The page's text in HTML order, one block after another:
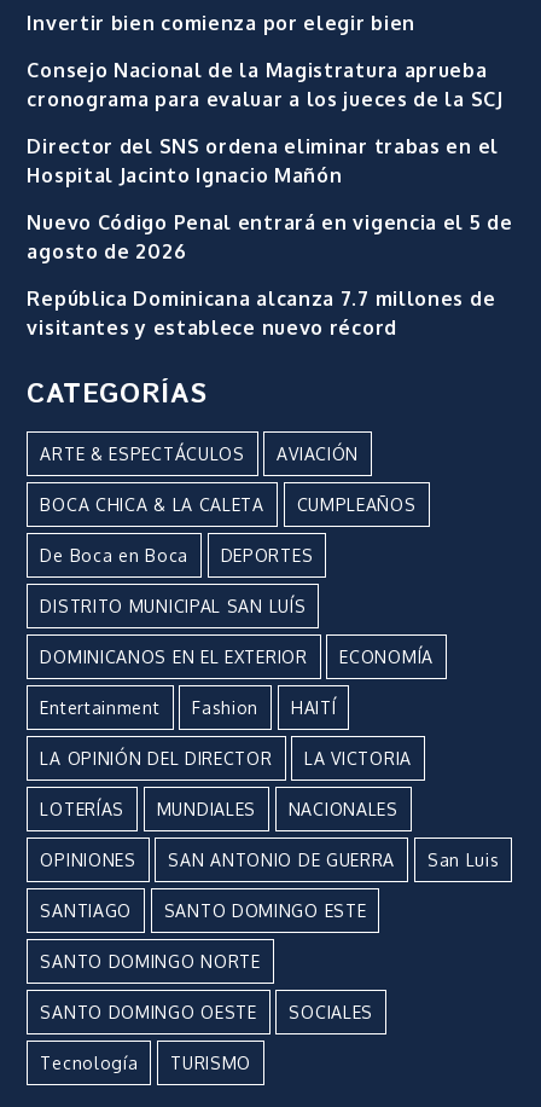
Invertir bien comienza por elegir bien
Consejo Nacional de la Magistratura aprueba
cronograma para evaluar a los jueces de la SCJ
Director del SNS ordena eliminar trabas en el
Hospital Jacinto Ignacio Mañón
Nuevo Código Penal entrará en vigencia el 5 de
agosto de 2026
República Dominicana alcanza 7.7 millones de
visitantes y establece nuevo récord
CATEGORÍAS
ARTE & ESPECTÁCULOS AVIACIÓN
BOCA CHICA & LA CALETA CUMPLEAÑOS
De Boca en Boca DEPORTES
DISTRITO MUNICIPAL SAN LUÍS
DOMINICANOS EN EL EXTERIOR ECONOMÍA
Entertainment Fashion HAITÍ
LA OPINIÓN DEL DIRECTOR LA VICTORIA
LOTERÍAS MUNDIALES NACIONALES
OPINIONES SAN ANTONIO DE GUERRA San Luis
SANTIAGO SANTO DOMINGO ESTE
SANTO DOMINGO NORTE
SANTO DOMINGO OESTE SOCIALES
Tecnología TURISMO